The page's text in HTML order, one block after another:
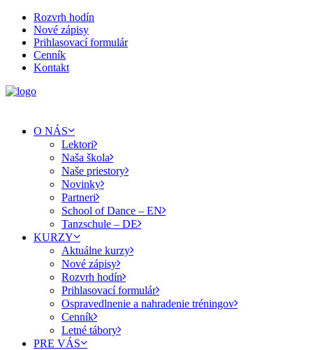
Rozvrh hodín
Nové zápisy
Prihlasovací formulár
Cenník
Kontakt
O NÁS
Lektori
Naša škola
Naše priestory
Novinky
Partneri
School of Dance – EN
Tanzschule – DE
KURZY
Aktuálne kurzy
Nové zápisy
Rozvrh hodín
Prihlasovací formulár
Ospravedlnenie a nahradenie tréningov
Cenník
Letné tábory
PRE VÁS